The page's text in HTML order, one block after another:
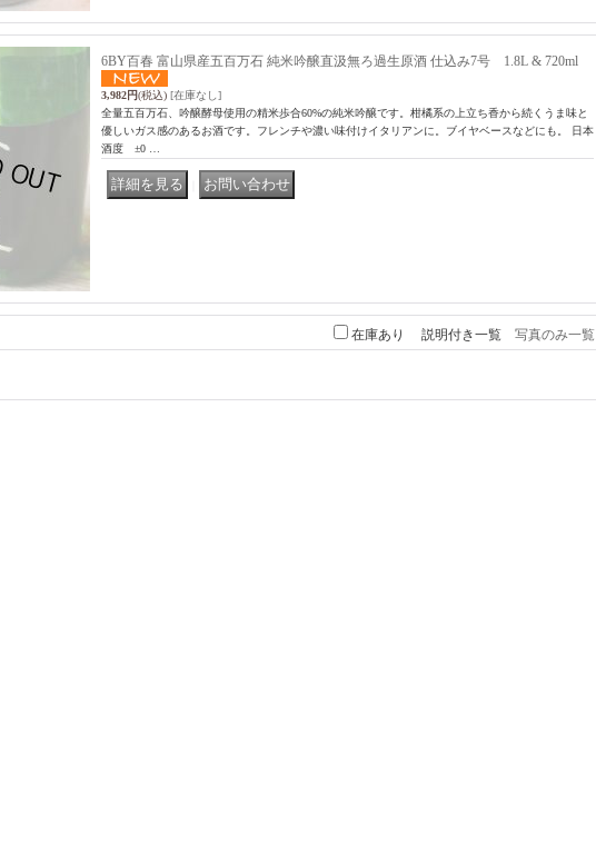
6BY百春 富山県産五百万石 純米吟醸直汲無ろ過生原酒 仕込み7号 1.8L & 720ml
3,982円(税込) [在庫なし]
全量五百万石、吟醸酵母使用の精米歩合60%の純米吟醸です。柑橘系の上立ち香から続くうま味と
優しいガス感のあるお酒です。フレンチや濃い味付けイタリアンに。ブイヤベースなどにも。 日本
酒度 ±0 …
在庫あり 説明付き一覧 写真のみ一覧